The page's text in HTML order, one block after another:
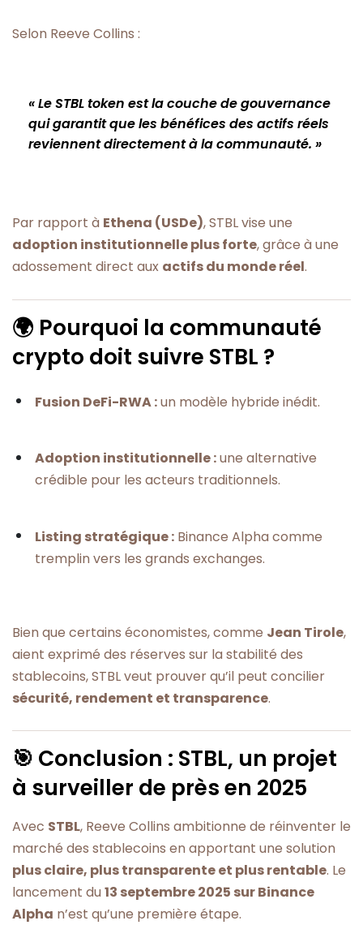
Selon Reeve Collins :
« Le STBL token est la couche de gouvernance
qui garantit que les bénéfices des actifs réels
reviennent directement à la communauté. »
Par rapport à Ethena (USDe), STBL vise une
adoption institutionnelle plus forte, grâce à une
adossement direct aux actifs du monde réel.
🌍 Pourquoi la communauté
crypto doit suivre STBL ?
Fusion DeFi-RWA :un modèle hybride inédit.
Adoption institutionnelle :une alternative
crédible pour les acteurs traditionnels.
Listing stratégique : Binance Alpha comme
tremplin vers les grands exchanges.
Bien que certains économistes, comme Jean Tirole,
aient exprimé des réserves sur la stabilité des
stablecoins, STBL veut prouver qu’il peut concilier
sécurité, rendement et transparence.
🎯 Conclusion : STBL, un projet
à surveiller de près en 2025
Avec STBL, Reeve Collins ambitionne de réinventer le
marché des stablecoins en apportant une solution
plus claire, plus transparente et plus rentable. Le
lancement du 13 septembre 2025 sur Binance
Alpha n’est qu’une première étape.